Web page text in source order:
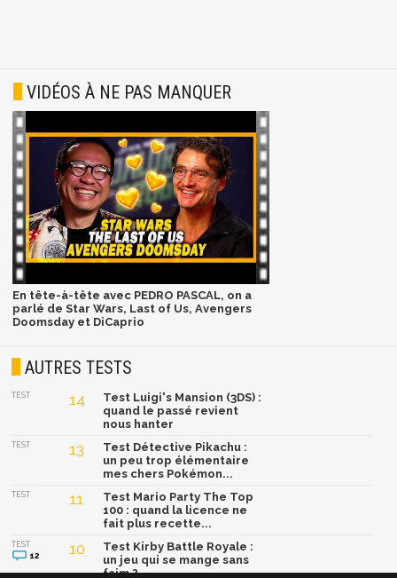
VIDÉOS À NE PAS MANQUER
En tête-à-tête avec PEDRO PASCAL, on a
parlé de Star Wars, Last of Us, Avengers
Doomsday et DiCaprio
AUTRES TESTS
TEST 14
Test Luigi's Mansion (3DS) :
quand le passé revient
nous hanter
TEST 13
Test Détective Pikachu :
un peu trop élémentaire
mes chers Pokémon...
TEST 11
Test Mario Party The Top
100 : quand la licence ne
fait plus recette...
TEST
12 10
Test Kirby Battle Royale :
un jeu qui se mange sans
faim ?